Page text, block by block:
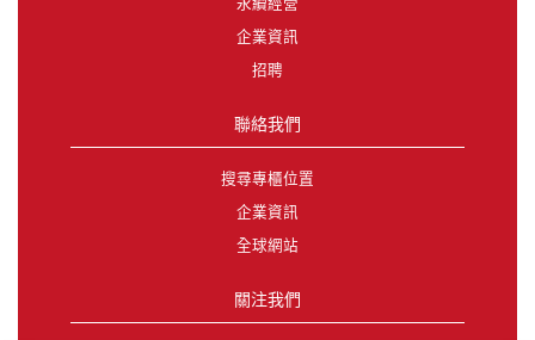
企業資訊
招聘
聯絡我們
搜尋專櫃位置
企業資訊
全球網站
關注我們